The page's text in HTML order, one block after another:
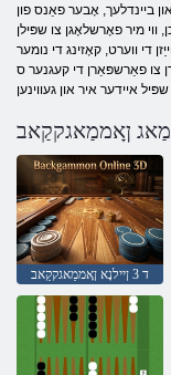
ביינדלעך, אָבער פאַנס פון
ווי מיר פאָרשלאָגן צו שפּילן
די ווערט, קאָזינג די נומער
צו פאַרשפּאַרן די קעגנער ס
ןָאממַאגקקַאב
ד 3 ןיילנָא ןָאממַאגקקַאב